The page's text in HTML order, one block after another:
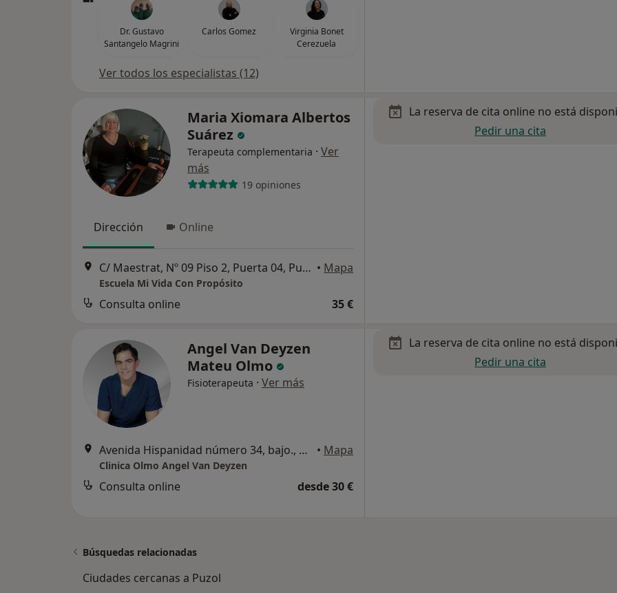
Dr. Gustavo
Santangelo Magrini
Carlos Gomez
Virginia Bonet
Cerezuela
Ver todos los especialistas (12)
Maria Xiomara Albertos
Suárez
Terapeuta complementaria · Ver
más
19 opiniones
Dirección Online
C/ Maestrat, Nº 09 Piso 2, Puerta 04, Puerto de Sagunto • Mapa
Escuela Mi Vida Con Propósito
Consulta online 35 €
La reserva de cita online no está
Pedir una cita
Angel Van Deyzen
Mateu Olmo
Fisioterapeuta · Ver más
Avenida Hispanidad número 34, bajo., Puerto de Sagunto • Mapa
Clinica Olmo Angel Van Deyzen
Consulta online desde 30 €
La reserva de cita online no está
Pedir una cita
Búsquedas relacionadas
Ciudades cercanas a Puzol